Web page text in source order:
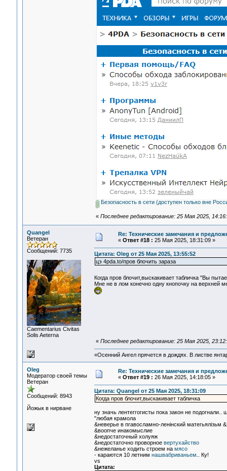
Безопасность в сети (доступен только вне
« Последнее редактирование: 25 Мая 2025,
Quangel
Ветеран
Сообщений: 7735
Сaementarius Civitas
Solis Aeterna
Re: Технические замечания и
« Ответ #18 : 25 Мая 2025, 18:31:09 »
Цитата: Oleg от 25 Мая 2025, 13:55:52
цэ 4pda.to/пров блочить зараза
Когда пров блочит,выскакивает табличка "Вы
Мне не в лом конечно одну кнопочку на верхней
« Последнее редактирование: 25 Мая 2025,
«Осенний Ангел прячется в дождях. В листве
Oleg
Модератор своей темы
Ветеран
Сообщений: 8943
Йожык в нирване
Re: Технические замечания и
« Ответ #19 : 26 Мая 2025, 14:18:05 »
Цитата: Quangel от 25 Мая 2025, 18:31:09
Когда пров блочит,выскакивает табличка
ну значь лентеггогисты пока закон не подогнали..
"любая крамола
&неверье в пrавосламно-ленiнский матегьялiзьм
&воопче инакомыслие
&недостаточный холуяж
&недостаточно проворное вертухайство
&нежеланье ходить строем на мясо
- караются 10 летним нашвабриваньем .. Ку!
vs
Цитата: